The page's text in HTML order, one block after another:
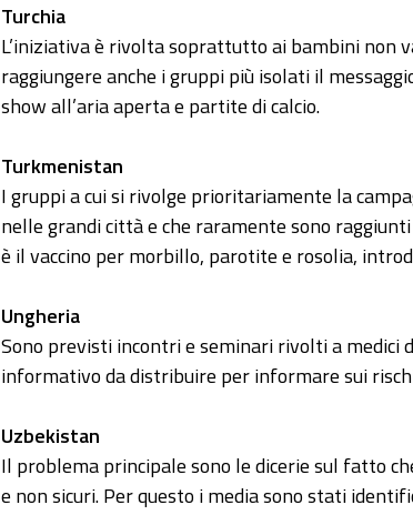
Turchia
L’iniziativa è rivolta soprattutto ai bambini non
raggiungere anche i gruppi più isolati il
show all’aria aperta e partite di calcio.
Turkmenistan
I gruppi a cui si rivolge prioritariamente la
nelle grandi città e che raramente sono
è il vaccino per morbillo, parotite e rosolia,
Ungheria
Sono previsti incontri e seminari rivolti a
informativo da distribuire per informare sui
Uzbekistan
Il problema principale sono le dicerie sul fatto
e non sicuri. Per questo i media sono stati